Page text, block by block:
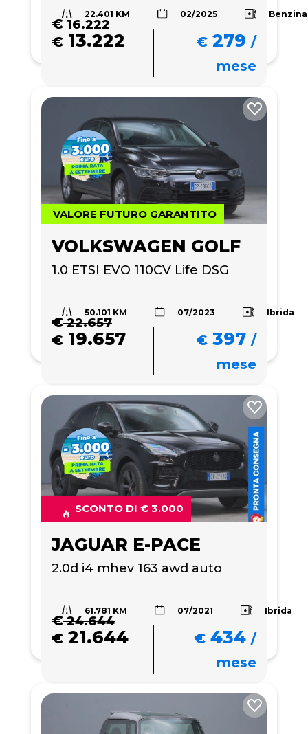
22.401 KM 02/2025 Benzina
€16.222
€ 13.222 € 279 /
mese
VALORE FUTURO GARANTITO
VOLKSWAGEN GOLF
1.0 ETSI EVO 110CV Life DSG
50.101 KM 07/2023 Ibrida
€22.657
€ 19.657 € 397 /
mese
SCONTO DI € 3.000
JAGUAR E-PACE
2.0d i4 mhev 163 awd auto
61.781 KM 07/2021 Ibrida
€24.644
€ 21.644 € 434 /
mese